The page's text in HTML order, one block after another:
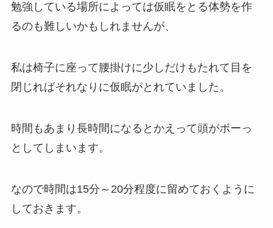
勉強している場所によっては仮眠をとる体勢を作
るのも難しいかもしれませんが、
私は椅子に座って腰掛けに少しだけもたれて目を
閉じればそれなりに仮眠がとれていました。
時間もあまり長時間になるとかえって頭がボーっ
としてしまいます。
なので時間は15分～20分程度に留めておくように
しておきます。